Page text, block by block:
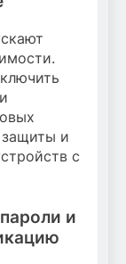
и
с
и